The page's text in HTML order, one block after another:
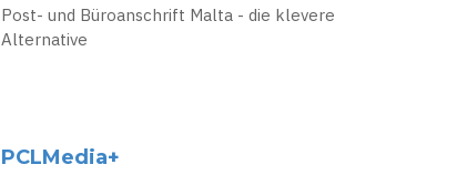
Post- und Büroanschrift Malta - die klevere
Alternative
PCLMedia+